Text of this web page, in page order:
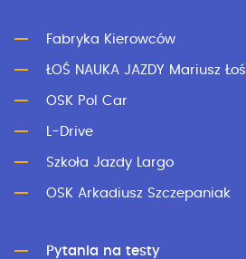
Fabryka Kierowców
ŁOŚ NAUKA JAZDY Mariusz Łoś
OSK Pol Car
L-Drive
Szkoła Jazdy Largo
OSK Arkadiusz Szczepaniak
Pytania na testy